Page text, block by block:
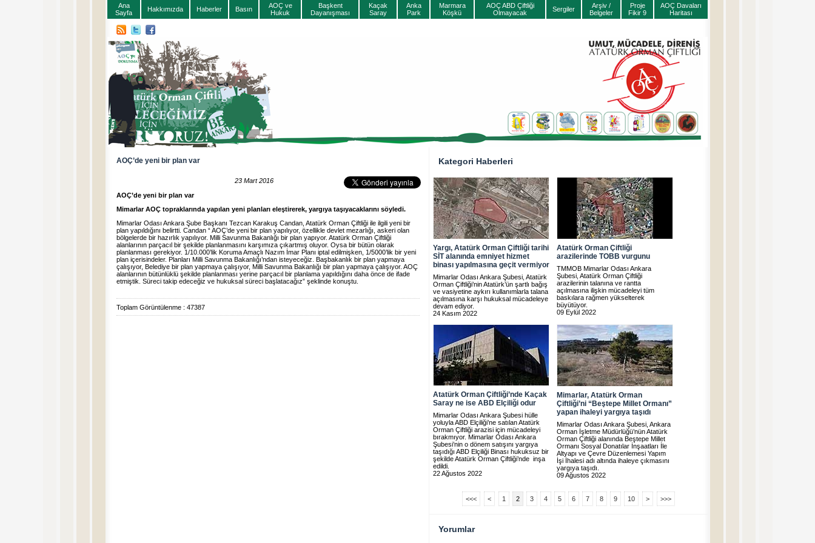
Ana
Sayfa
Hakkımızda Haberler Basın
AOÇ ve
Hukuk
Başkent
Dayanışması
Kaçak
Saray
Anka
Park
Marmara
Köşkü
AOÇ ABD Çiftliği
Olmayacak
Sergiler
Arşiv /
Belgeler
Proje
Fikir 9
AOÇ Davaları
Haritası
AOÇ’de yeni bir plan var
23 Mart 2016
AOÇ’de yeni bir plan var
Mimarlar AOÇ topraklarında yapılan yeni planları eleştirerek, yargıya taşıyacaklarını söyledi.
Mimarlar Odası Ankara Şube Başkanı Tezcan Karakuş Candan, Atatürk Orman Çiftliği ile ilgili yeni bir
plan yapıldığını belirtti. Candan “ AOÇ’de yeni bir plan yapılıyor, özellikle devlet mezarlığı, askeri olan
bölgelerde bir hazırlık yapılıyor. Milli Savunma Bakanlığı bir plan yapıyor. Atatürk Orman Çiftliği
alanlarının parçacıl bir şekilde planlanmasını karşımıza çıkartmış oluyor. Oysa bir bütün olarak
planlanması gerekiyor. 1/10.000’lik Koruma Amaçlı Nazım İmar Planı iptal edilmişken, 1/5000’lik bir yeni
plan içerisindeler. Planları Milli Savunma Bakanlığı’ndan isteyeceğiz. Başbakanlık bir plan yapmaya
çalışıyor, Belediye bir plan yapmaya çalışıyor, Milli Savunma Bakanlığı bir plan yapmaya çalışıyor. AOÇ
alanlarının bütünlüklü şekilde planlanması yerine parçacıl bir planlama yapıldığını daha önce de ifade
etmiştik. Süreci takip edeceğiz ve hukuksal süreci başlatacağız” şeklinde konuştu.
Toplam Görüntülenme : 47387
Kategori Haberleri
Yargı, Atatürk Orman Çiftliği tarihi
SİT alanında emniyet hizmet
binası yapılmasına geçit vermiyor
Mimarlar Odası Ankara Şubesi, Atatürk
Orman Çiftliği’nin Atatürk’ün şartlı bağış
ve vasiyetine aykırı kullanımlarla talana
açılmasına karşı hukuksal mücadeleye
devam ediyor.
24 Kasım 2022
Atatürk Orman Çiftliği
arazilerinde TOBB vurgunu
TMMOB Mimarlar Odası Ankara
Şubesi, Atatürk Orman Çiftliği
arazilerinin talanına ve rantta
açılmasına ilişkin mücadeleyi tüm
baskılara rağmen yükselterek
büyütüyor.
09 Eylül 2022
Atatürk Orman Çiftliği’nde Kaçak
Saray ne ise ABD Elçiliği odur
Mimarlar Odası Ankara Şubesi hülle
yoluyla ABD Elçiliği’ne satılan Atatürk
Orman Çiftliği arazisi için mücadeleyi
bırakmıyor. Mimarlar Odası Ankara
Şubesi’nin o dönem satışını yargıya
taşıdığı ABD Elçiliği Binası hukuksuz bir
şekilde Atatürk Orman Çiftliği’nde inşa
edildi.
22 Ağustos 2022
Mimarlar, Atatürk Orman
Çiftliği’ni “Beştepe Millet Ormanı”
yapan ihaleyi yargıya taşıdı
Mimarlar Odası Ankara Şubesi, Ankara
Orman İşletme Müdürlüğü’nün Atatürk
Orman Çiftliği alanında Beştepe Millet
Ormanı Sosyal Donatılar İnşaatları İle
Altyapı ve Çevre Düzenlemesi Yapım
İşi İhalesi adı altında ihaleye çıkmasını
yargıya taşıdı.
09 Ağustos 2022
<<< < 1 2 3 4 5 6 7 8 9 10 > >>>
Yorumlar